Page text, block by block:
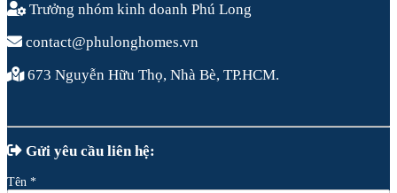
Trưởng nhóm kinh doanh Phú Long
contact@phulonghomes.vn
673 Nguyễn Hữu Thọ, Nhà Bè, TP.HCM.
Gửi yêu cầu liên hệ:
Tên *